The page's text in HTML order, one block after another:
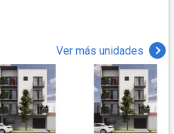
Ver más unidades